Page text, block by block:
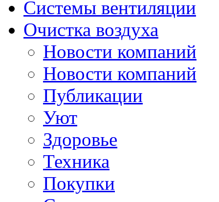
Системы вентиляции
Очистка воздуха
Новости компаний
Новости компаний
Публикации
Уют
Здоровье
Техника
Покупки